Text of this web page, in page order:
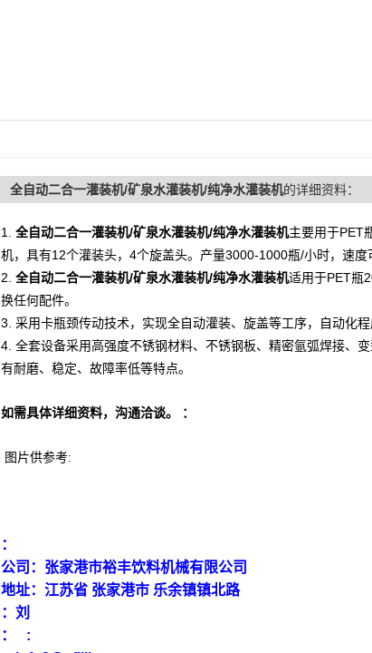
全自动二合一灌装机/矿泉水灌装机/纯净水灌装机的详细资料：
1. 全自动二合一灌装机/矿泉水灌装机/纯净水灌装机主要用于PET
机，具有12个灌装头，4个旋盖头。产量3000-1000瓶/小时，速度
2. 全自动二合一灌装机/矿泉水灌装机/纯净水灌装机适用于PET瓶
换任何配件。
3. 采用卡瓶颈传动技术，实现全自动灌装、旋盖等工序，自动化
4. 全套设备采用高强度不锈钢材料、不锈钢板、精密氩弧焊接、
有耐磨、稳定、故障率低等特点。
如需具体详细资料，沟通洽谈。 ：
图片供参考:
：
公司：张家港市裕丰饮料机械有限公司
地址：江苏省 张家港市 乐余镇镇北路
：刘
： :